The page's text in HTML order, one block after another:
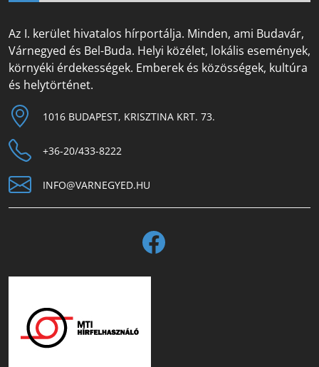
Az I. kerület hivatalos hírportálja. Minden, ami Budavár,
Várnegyed és Bel-Buda. Helyi közélet, lokális események,
környéki érdekességek. Emberek és közösségek, kultúra
és helytörténet.
1016 BUDAPEST, KRISZTINA KRT. 73.
+36-20/433-8222
INFO@VARNEGYED.HU